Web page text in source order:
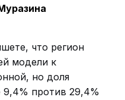
что регион
модели к
но доля
против 29,4%